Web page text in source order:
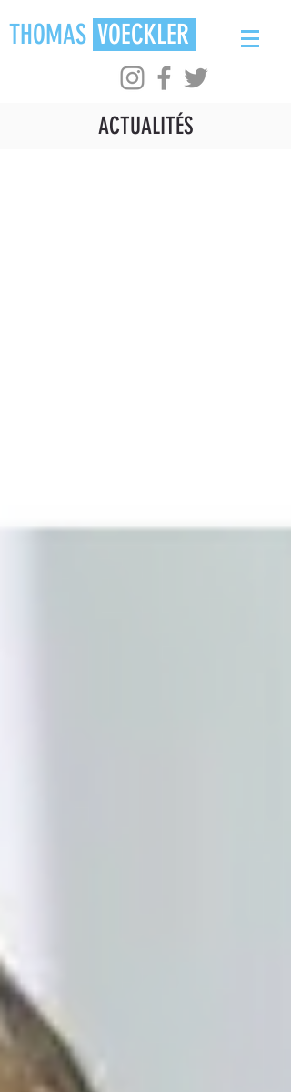
THOMAS VOECKLER
ACTUALITÉS